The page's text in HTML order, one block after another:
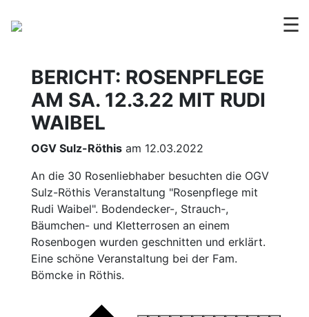
☰
BERICHT: ROSENPFLEGE
AM SA. 12.3.22 MIT RUDI
WAIBEL
OGV Sulz-Röthis am 12.03.2022
An die 30 Rosenliebhaber besuchten die OGV
Sulz-Röthis Veranstaltung "Rosenpflege mit
Rudi Waibel". Bodendecker-, Strauch-,
Bäumchen- und Kletterrosen an einem
Rosenbogen wurden geschnitten und erklärt.
Eine schöne Veranstaltung bei der Fam.
Bömcke in Röthis.